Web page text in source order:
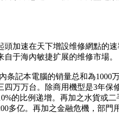
頭加速在天下增設维修網點的
于海內敏捷扩展的维修市場。
条記本電腦的销量总和為1000
四万万台。除商用機型是3年
的比例递增。再加之水貨或
多亿。再加之金融危機，部門